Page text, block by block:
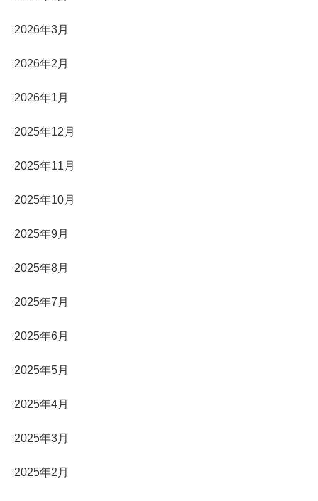
2026年3月
2026年2月
2026年1月
2025年12月
2025年11月
2025年10月
2025年9月
2025年8月
2025年7月
2025年6月
2025年5月
2025年4月
2025年3月
2025年2月